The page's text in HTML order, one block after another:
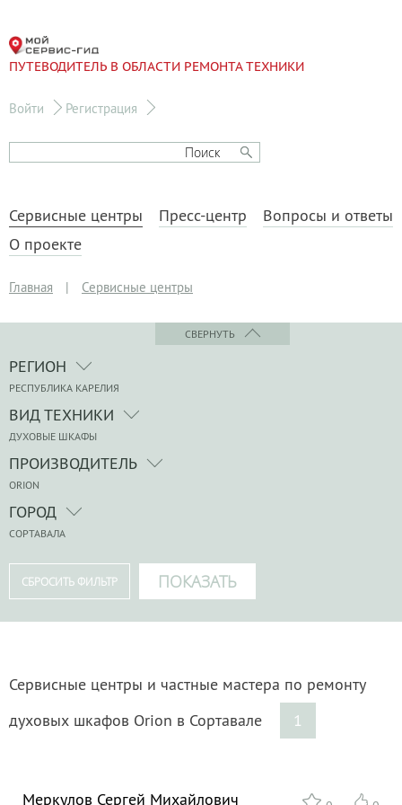
ПУТЕВОДИТЕЛЬ В ОБЛАСТИ РЕМОНТА ТЕХНИКИ
Войти Регистрация
Сервисные центры Пресс-центр
Вопросы и ответы
О проекте
Главная | Сервисные центры
СВЕРНУТЬ
РЕГИОН
РЕСПУБЛИКА КАРЕЛИЯ
ВИД ТЕХНИКИ
ДУХОВЫЕ ШКАФЫ
ПРОИЗВОДИТЕЛЬ
ORION
ГОРОД
СОРТАВАЛА
Сервисные центры и частные мастера по ремонту
духовых шкафов Orion в Сортавале
1
Меркулов Сергей Михайлович